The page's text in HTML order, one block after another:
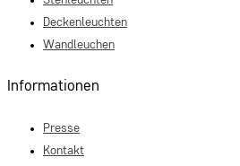
Deckenleuchten
Wandleuchen
Informationen
Presse
Kontakt